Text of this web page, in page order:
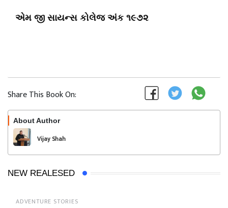
એમ જી સાયન્સ કોલેજ અંક ૧૯૭૨
Share This Book On:
About Author
Vijay Shah
NEW REALESED
ADVENTURE STORIES